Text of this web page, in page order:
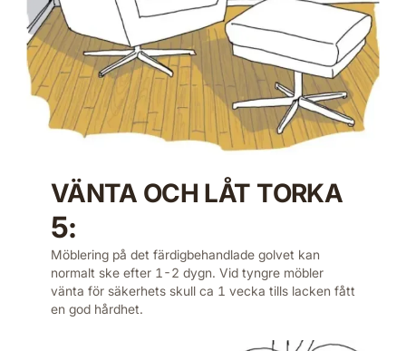
VÄNTA OCH LÅT TORKA
5:
Möblering på det färdigbehandlade golvet kan
normalt ske efter 1-2 dygn. Vid tyngre möbler
vänta för säkerhets skull ca 1 vecka tills lacken fått
en god hårdhet.